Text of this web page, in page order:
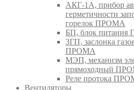
АКГ-1А, прибор
герметичности
горелок ПРОМА
БП, блок
ЗГП, заслонка
ПРОМА
МЭП, механизм
прямоходный
Реле протока
Вентиляторы